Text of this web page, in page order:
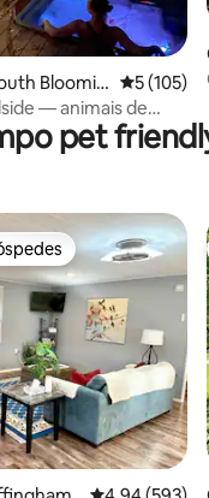
147 avaliações
Bloomin 5 de uma
5 (105)
— animais de
vindospet
dos hóspedes